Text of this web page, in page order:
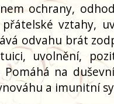
ochrany,
vztahy,
odvahu brát
uvolnění,
na
a imunitní